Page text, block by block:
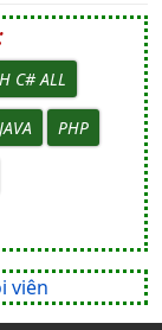
C# ALL
JAVA PHP
viên